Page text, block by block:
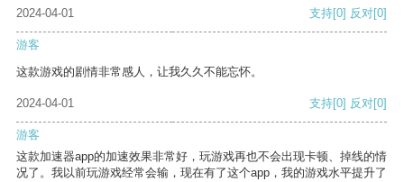
2024-04-01 支持[0] 反对[0]
游客
这款游戏的剧情非常感人，让我久久不能忘怀。
2024-04-01 支持[0] 反对[0]
游客
这款加速器app的加速效果非常好，玩游戏再也不会出现卡顿、掉线的情
况了。我以前玩游戏经常会输，现在有了这个app，我的游戏水平提升了